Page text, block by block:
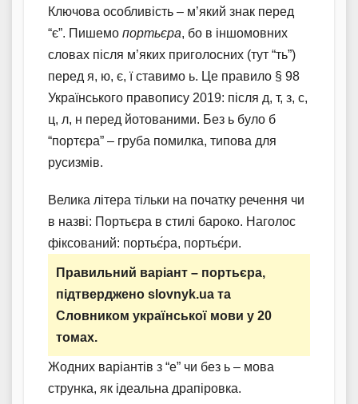
Ключова особливість – м’який знак перед
“є”. Пишемо портьєра, бо в іншомовних
словах після м’яких приголосних (тут “ть”)
перед я, ю, є, ї ставимо ь. Це правило § 98
Українського правопису 2019: після д, т, з, с,
ц, л, н перед йотованими. Без ь було б
“портєра” – груба помилка, типова для
русизмів.
Велика літера тільки на початку речення чи
в назві: Портьєра в стилі бароко. Наголос
фіксований: портьє́ра, портьє́ри.
Правильний варіант – портьєра,
підтверджено slovnyk.ua та
Словником української мови у 20
томах.
Жодних варіантів з “е” чи без ь – мова
струнка, як ідеальна драпіровка.